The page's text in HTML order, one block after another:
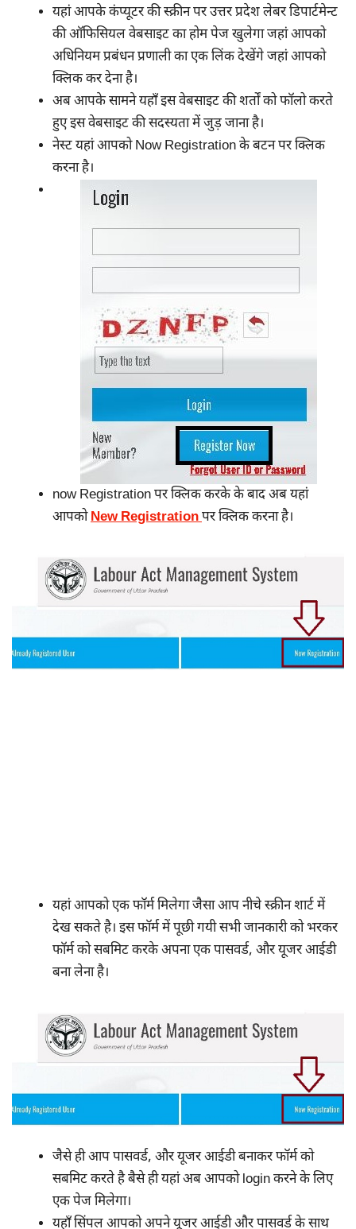
यहां आपके कंप्यूटर की स्क्रीन पर उत्तर प्रदेश लेबर डिपार्टमेन्ट
की ऑफिसियल वेबसाइट का होम पेज खुलेगा जहां आपको
अधिनियम प्रबंधन प्रणाली का एक लिंक देखेंगे जहां आपको
क्लिक कर देना है।
अब आपके सामने यहाँ इस वेबसाइट की शर्तों को फॉलो करते
हुए इस वेबसाइट की सदस्यता में जुड़ जाना है।
नेस्ट यहां आपको Now Registration के बटन पर क्लिक
करना है।
now Registration पर क्लिक करके के बाद अब यहां
आपकोNew Registrationपर क्लिक करना है।
यहां आपको एक फॉर्म मिलेगा जैसा आप नीचे स्क्रीन शार्ट में
देख सकते है। इस फॉर्म में पूछी गयी सभी जानकारी को भरकर
फॉर्म को सबमिट करके अपना एक पासवर्ड, और यूजर आईडी
बना लेना है।
जैसे ही आप पासवर्ड, और यूजर आईडी बनाकर फॉर्म को
सबमिट करते है बैसे ही यहां अब आपको login करने के लिए
एक पेज मिलेगा।
यहाँ सिंपल आपको अपने यूजर आईडी और पासवर्ड के साथ